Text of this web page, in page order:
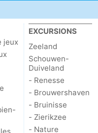
jeux
EXCURSIONS
Zeeland
Schouwen-
Duiveland
- Renesse
- Brouwershaven
- Bruinisse
- Zierikzee
- Nature